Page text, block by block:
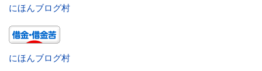
にほんブログ村
にほんブログ村